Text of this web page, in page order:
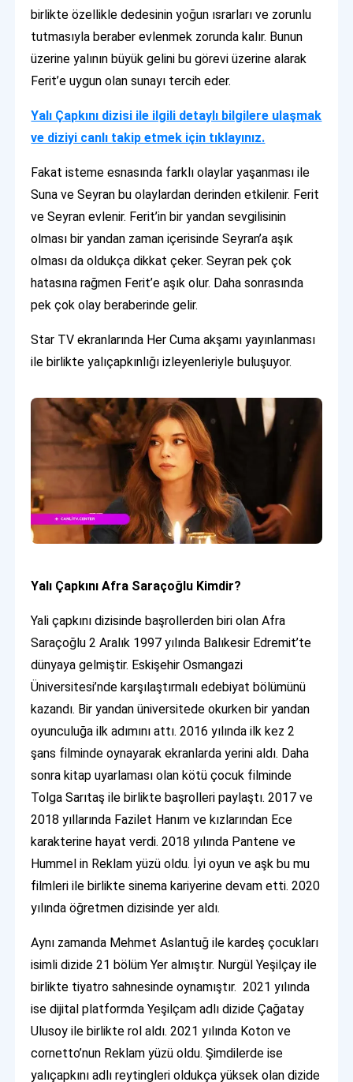
birlikte özellikle dedesinin yoğun ısrarları ve zorunlu
tutmasıyla beraber evlenmek zorunda kalır. Bunun
üzerine yalının büyük gelini bu görevi üzerine alarak
Ferit’e uygun olan sunayı tercih eder.
Yalı Çapkını dizisi ile ilgili detaylı bilgilere ulaşmak
ve diziyi canlı takip etmek için tıklayınız.
Fakat isteme esnasında farklı olaylar yaşanması ile
Suna ve Seyran bu olaylardan derinden etkilenir. Ferit
ve Seyran evlenir. Ferit’in bir yandan sevgilisinin
olması bir yandan zaman içerisinde Seyran’a aşık
olması da oldukça dikkat çeker. Seyran pek çok
hatasına rağmen Ferit’e aşık olur. Daha sonrasında
pek çok olay beraberinde gelir.
Star TV ekranlarında Her Cuma akşamı yayınlanması
ile birlikte yalıçapkınlığı izleyenleriyle buluşuyor.
Yalı Çapkını Afra Saraçoğlu Kimdir?
Yali çapkını dizisinde başrollerden biri olan Afra
Saraçoğlu 2 Aralık 1997 yılında Balıkesir Edremit’te
dünyaya gelmiştir. Eskişehir Osmangazi
Üniversitesi’nde karşılaştırmalı edebiyat bölümünü
kazandı. Bir yandan üniversitede okurken bir yandan
oyunculuğa ilk adımını attı. 2016 yılında ilk kez 2
şans filminde oynayarak ekranlarda yerini aldı. Daha
sonra kitap uyarlaması olan kötü çocuk filminde
Tolga Sarıtaş ile birlikte başrolleri paylaştı. 2017 ve
2018 yıllarında Fazilet Hanım ve kızlarından Ece
karakterine hayat verdi. 2018 yılında Pantene ve
Hummel in Reklam yüzü oldu. İyi oyun ve aşk bu mu
filmleri ile birlikte sinema kariyerine devam etti. 2020
yılında öğretmen dizisinde yer aldı.
Aynı zamanda Mehmet Aslantuğ ile kardeş çocukları
isimli dizide 21 bölüm Yer almıştır. Nurgül Yeşilçay ile
birlikte tiyatro sahnesinde oynamıştır. 2021 yılında
ise dijital platformda Yeşilçam adlı dizide Çağatay
Ulusoy ile birlikte rol aldı. 2021 yılında Koton ve
cornetto’nun Reklam yüzü oldu. Şimdilerde ise
yalıçapkını adlı reytingleri oldukça yüksek olan dizide